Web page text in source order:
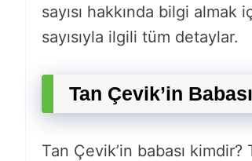
sayısı hakkında bilgi
sayısıyla ilgili tüm detaylar.
Tan Çevik’in
Tan Çevik’in babası